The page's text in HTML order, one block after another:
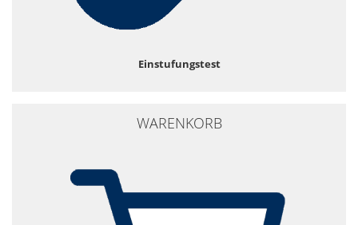
Einstufungstest
WARENKORB